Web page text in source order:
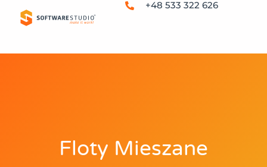
+48 533 322 626
Floty Mieszane